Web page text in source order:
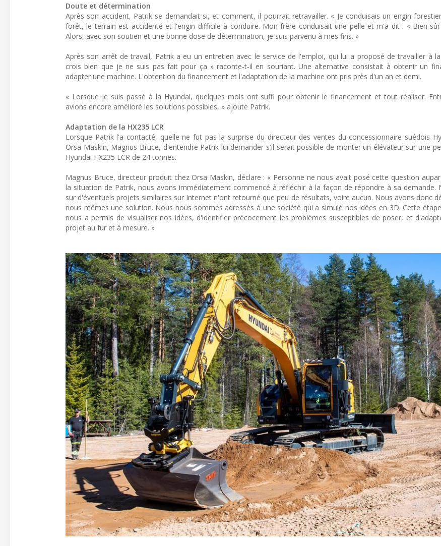
Doute et détermination
Après son accident, Patrik se demandait si, et comment, il pourrait retravailler. « Je conduisais un engin
forêt, le terrain est accidenté et l'engin difficile à conduire. Mon frère conduisait une pelle et m'a dit : « Bien
Alors, avec son soutien et une bonne dose de détermination, je suis parvenu à mes fins. »
Après son arrêt de travail, Patrik a eu un entretien avec le service de l'emploi, qui lui a proposé de travailler à la
crois bien que je ne suis pas fait pour ça » raconte-t-il en souriant. Une alternative consistait à obtenir un
adapter une machine. L'obtention du financement et l'adaptation de la machine ont pris près d'un an et demi.
« Lorsque je suis passé à la Hyundai, quelques mois ont suffi pour obtenir le financement et tout réaliser.
avions encore amélioré les solutions possibles, » ajoute Patrik.
Adaptation de la HX235 LCR
Lorsque Patrik l'a contacté, quelle ne fut pas la surprise du directeur des ventes du concessionnaire suédois
Orsa Maskin, Magnus Bruce, d'entendre Patrik lui demander s'il serait possible de monter un élévateur sur une
Hyundai HX235 LCR de 24 tonnes.
Magnus Bruce, directeur produit chez Orsa Maskin, déclare : « Personne ne nous avait posé cette question
la situation de Patrik, nous avons immédiatement commencé à réfléchir à la façon de répondre à sa demande.
sur d'éventuels projets similaires sur Internet n'ont retourné que peu de résultats, voire aucun. Nous avons donc
nous mêmes une solution. Nous nous sommes adressés à une société qui a simulé nos idées en 3D. Cette
nous a permis de visualiser nos idées, d'identifier précocement les problèmes susceptibles de poser, et
projet au fur et à mesure. »